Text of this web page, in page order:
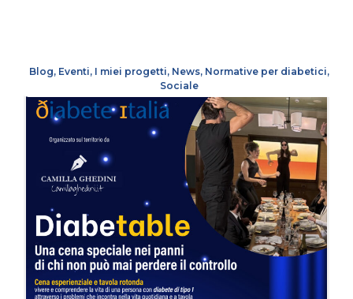
Blog, Eventi, I miei progetti, News, Normative per diabetici,
Sociale